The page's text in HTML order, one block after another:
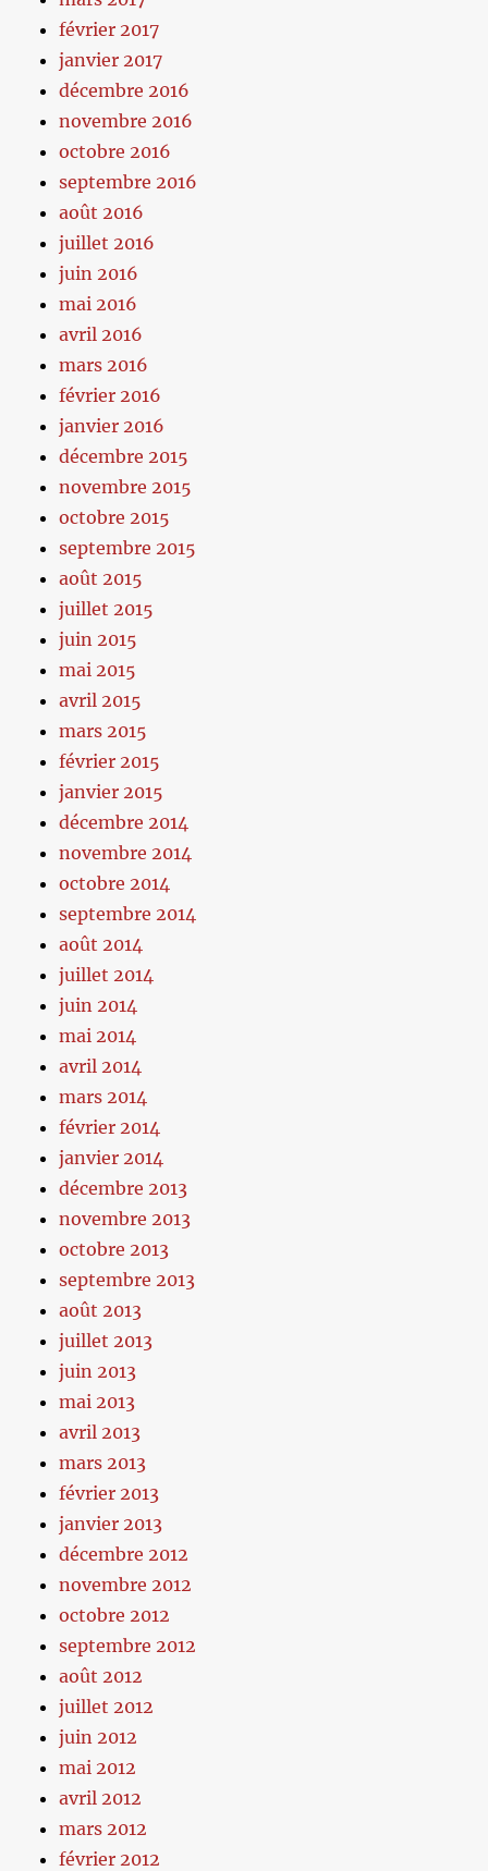
février 2017
janvier 2017
décembre 2016
novembre 2016
octobre 2016
septembre 2016
août 2016
juillet 2016
juin 2016
mai 2016
avril 2016
mars 2016
février 2016
janvier 2016
décembre 2015
novembre 2015
octobre 2015
septembre 2015
août 2015
juillet 2015
juin 2015
mai 2015
avril 2015
mars 2015
février 2015
janvier 2015
décembre 2014
novembre 2014
octobre 2014
septembre 2014
août 2014
juillet 2014
juin 2014
mai 2014
avril 2014
mars 2014
février 2014
janvier 2014
décembre 2013
novembre 2013
octobre 2013
septembre 2013
août 2013
juillet 2013
juin 2013
mai 2013
avril 2013
mars 2013
février 2013
janvier 2013
décembre 2012
novembre 2012
octobre 2012
septembre 2012
août 2012
juillet 2012
juin 2012
mai 2012
avril 2012
mars 2012
février 2012